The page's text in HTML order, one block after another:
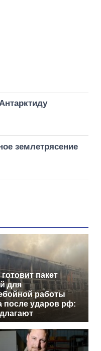
землетрясение
пакет
для
работы
после ударов рф: